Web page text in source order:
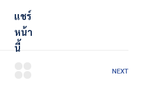
แชร์
หน้า
นี้
NEXT